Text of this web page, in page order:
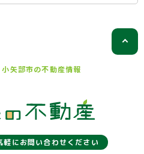
矢部市の不動産情報
にお問い合わせください